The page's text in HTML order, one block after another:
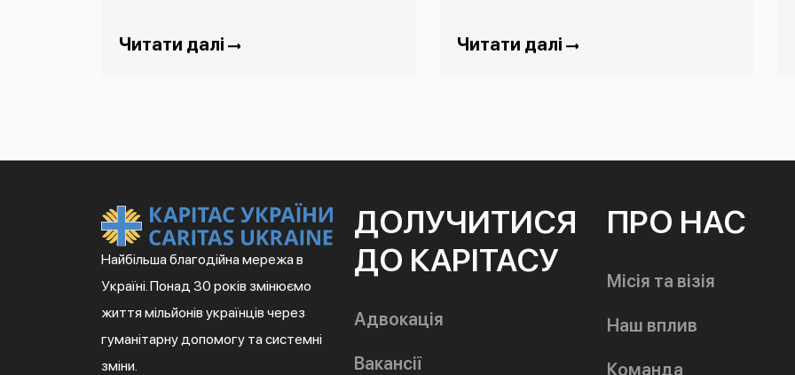
Читати далі Читати далі
Найбільша благодійна мережа в
Україні. Понад 30 років змінюємо
життя мільйонів українців через
гуманітарну допомогу та системні
зміни.
ДОЛУЧИТИСЯ
ДО КАРІТАСУ
Адвокація
Вакансії
ПРО НАС
Місія та візія
Наш вплив
Команда